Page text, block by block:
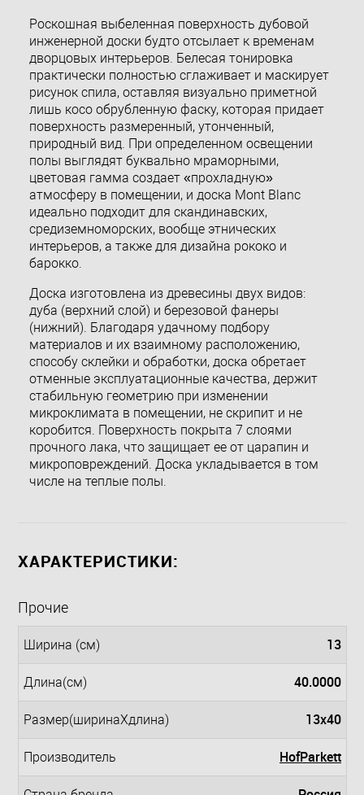
Роскошная выбеленная поверхность дубовой
инженерной доски будто отсылает к временам
дворцовых интерьеров. Белесая тонировка
практически полностью сглаживает и маскирует
рисунок спила, оставляя визуально приметной
лишь косо обрубленную фаску, которая придает
поверхность размеренный, утонченный,
природный вид. При определенном освещении
полы выглядят буквально мраморными,
цветовая гамма создает «прохладную»
атмосферу в помещении, и доска Mont Blanc
идеально подходит для скандинавских,
средиземноморских, вообще этнических
интерьеров, а также для дизайна рококо и
барокко.
Доска изготовлена из древесины двух видов:
дуба (верхний слой) и березовой фанеры
(нижний). Благодаря удачному подбору
материалов и их взаимному расположению,
способу склейки и обработки, доска обретает
отменные эксплуатационные качества, держит
стабильную геометрию при изменении
микроклимата в помещении, не скрипит и не
коробится. Поверхность покрыта 7 слоями
прочного лака, что защищает ее от царапин и
микроповреждений. Доска укладывается в том
числе на теплые полы.
ХАРАКТЕРИСТИКИ:
Прочие
Ширина (см) 13
Длина(см) 40.0000
Размер(ширинаXдлина) 13x40
Производитель HofParkett